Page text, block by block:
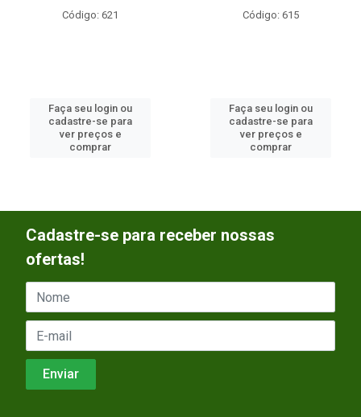
Código: 621
Faça seu login ou
cadastre-se para
ver preços e
comprar
Código: 615
Faça seu login ou
cadastre-se para
ver preços e
comprar
Cadastre-se para receber nossas
ofertas!